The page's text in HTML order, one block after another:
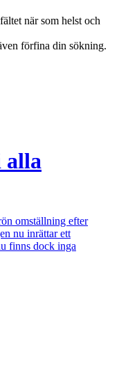
när som helst och
förfina din sökning.
alla
omställning efter
nu inrättar ett
finns dock inga